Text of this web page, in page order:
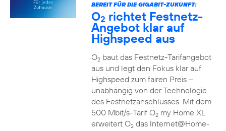
BEREIT FÜR DIE GIGABIT-ZUKUNFT:
O2 richtet Festnetz-
Angebot klar auf
Highspeed aus
O2baut das Festnetz-Tarifangebot
aus und legt den Fokus klar auf
Highspeed zum fairen Preis –
unabhängig von der Technologie
des Festnetzanschlusses. Mit dem
500 Mbit/s-Tarif O2my Home XL
erweitert O2das Internet@Home-